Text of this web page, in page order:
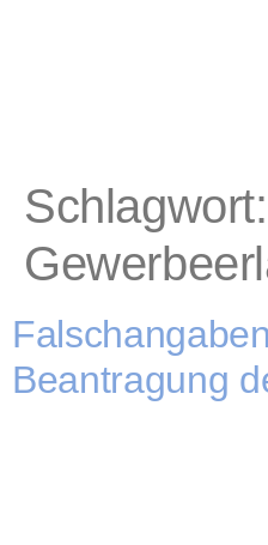
Schlagwort:
Beantragung